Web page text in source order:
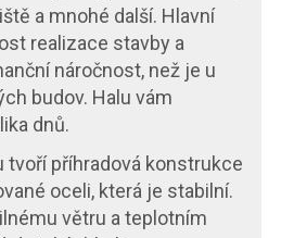
a mnohé další. Hlavní
realizace stavby a
náročnost, než je u
budov. Halu vám
dnů.
tvoří příhradová konstrukce
oceli, která je stabilní.
větru a teplotním